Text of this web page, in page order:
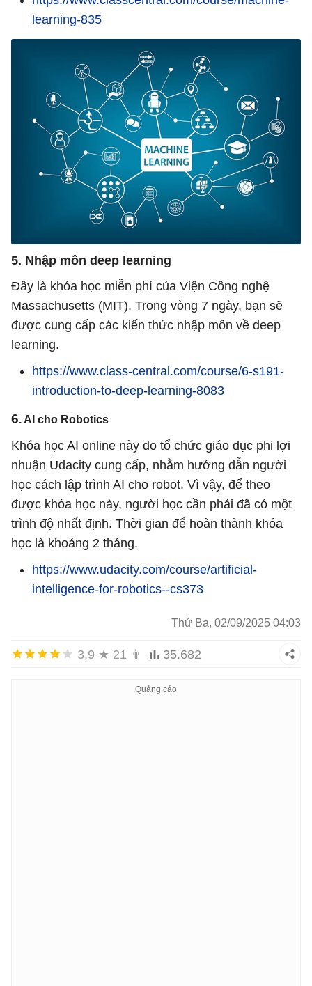
learning-835
5. Nhập môn deep learning
Đây là khóa học miễn phí của Viện Công nghệ
Massachusetts (MIT). Trong vòng 7 ngày, bạn sẽ
được cung cấp các kiến thức nhập môn về deep
learning.
https://www.class-central.com/course/6-s191-
introduction-to-deep-learning-8083
6. AI cho Robotics
Khóa học AI online này do tổ chức giáo dục phi lợi
nhuận Udacity cung cấp, nhằm hướng dẫn người
học cách lập trình AI cho robot. Vì vậy, để theo
được khóa học này, người học cần phải đã có một
trình độ nhất định. Thời gian để hoàn thành khóa
học là khoảng 2 tháng.
https://www.udacity.com/course/artificial-
intelligence-for-robotics--cs373
Thứ Ba, 02/09/2025 04:03
3,9 ★ 21 👨 35.682